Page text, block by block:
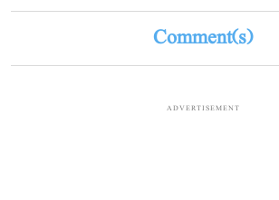
Comment(s)
ADVERTISEMENT